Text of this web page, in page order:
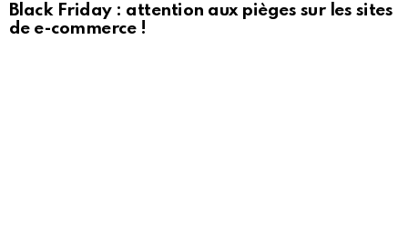
Black Friday : attention aux pièges sur les sites
de e-commerce !